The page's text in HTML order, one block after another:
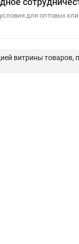
для оптовых
витрины товаров,